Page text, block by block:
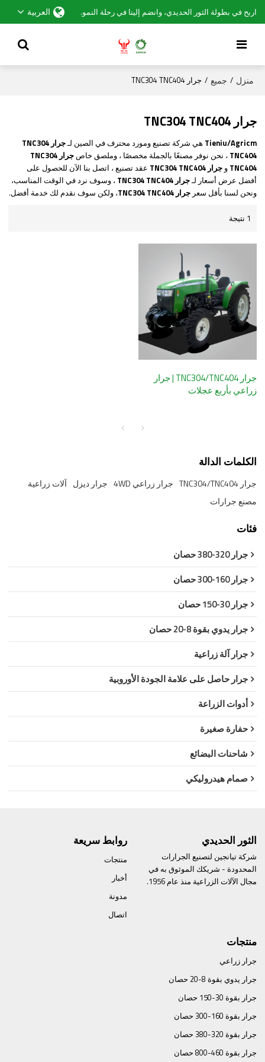
اربح في بطولة الثور الحديدي، وانضم إلينا في رحلة النمو. العربية
منزل / جميع / جرار TNC304 TNC404
جرار TNC304 TNC404
Tieniu/Agricm هي شركة تصنيع ومورد محترف في الصين لـ
جرار TNC304
TNC404 ، نحن نوفر مصنعًا بالجملة مخصصًا ، وملصق خاص
جرار TNC304
TNC404 وجرار TNC304 TNC404
عقد تصنيع ، اتصل بنا الآن للحصول على
أفضل عرض أسعار لـجرار TNC304 TNC404
، وسوف نرد في الوقت المناسب،
ونحن لسنا بأقل سعرجرار TNC304 TNC404 ، ولكن سوف نقدم لك خدمة أفضل.
1 نتيجة
جرار TNC304/TNC404 | جرار
زراعي بأربع عجلات
الكلمات الدالة
جرار TNC304/TNC404 جرار زراعي 4WD جرار ديزل آلات زراعية
مصنع جرارات
فئات
جرار 320-380 حصان
جرار 160-300 حصان
جرار 30-150 حصان
جرار يدوي بقوة 8-20 حصان
جرار آلة زراعية
جرار حاصل على علامة الجودة الأوروبية
أدوات الزراعة
حفارة صغيرة
شاحنات البضائع
صمام هيدروليكي
الثور الحديدي
شركة تيانجين لتصنيع الجرارات
المحدودة - شريكك الموثوق به في
مجال الآلات الزراعية منذ عام 1956.
روابط سريعة
منتجات
أخبار
مدونة
اتصال
منتجات
جرار زراعي
جرار يدوي بقوة 8-20 حصان
جرار بقوة 30-150 حصان
جرار بقوة 160-300 حصان
جرار بقوة 320-380 حصان
جرار بقوة 460-800 حصان